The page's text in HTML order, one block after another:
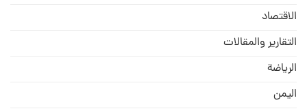
الاقتصاد
التقارير والمقالات
الریاضة
الیمن